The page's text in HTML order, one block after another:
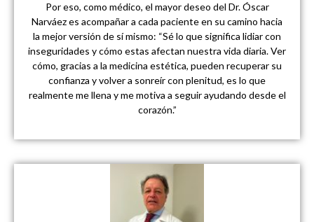
Por eso, como médico, el mayor deseo del Dr. Óscar
Narváez es acompañar a cada paciente en su camino hacia
la mejor versión de sí mismo: “Sé lo que significa lidiar con
inseguridades y cómo estas afectan nuestra vida diaria. Ver
cómo, gracias a la medicina estética, pueden recuperar su
confianza y volver a sonreír con plenitud, es lo que
realmente me llena y me motiva a seguir ayudando desde el
corazón.”